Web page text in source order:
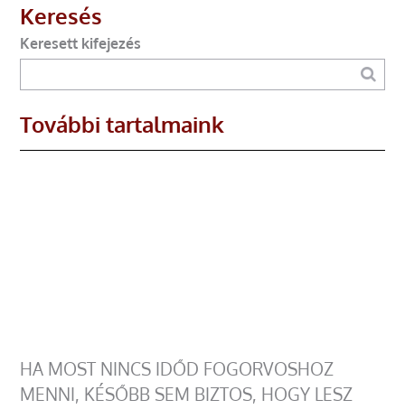
Keresés
Keresett kifejezés
További tartalmaink
HA MOST NINCS IDŐD FOGORVOSHOZ
MENNI, KÉSŐBB SEM BIZTOS, HOGY LESZ